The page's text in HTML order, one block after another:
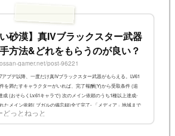
い砂漠】真IVブラックスター武器
方法&どれをもらうのが良い？
gamer.net/post-96221
アプデ以降、一度だけ真IVブラックスター武器がもらえる。LV61
を満たすキャラクターがいれば、完了報酬(Y)から受取条件 (追
成 (おそらくLv.61キャラで) 次のメイン依頼のうち1種以上達成-
たメイン依頼( プガルの備忘録)全て完了- 「メディア」地域まで
頼完了 ←古代の石室スタートならこれが最短- 「果てしない冬の
依頼全て完了- 「朝の国」メイン依頼全て完了上記条件を満たし
っとねっと